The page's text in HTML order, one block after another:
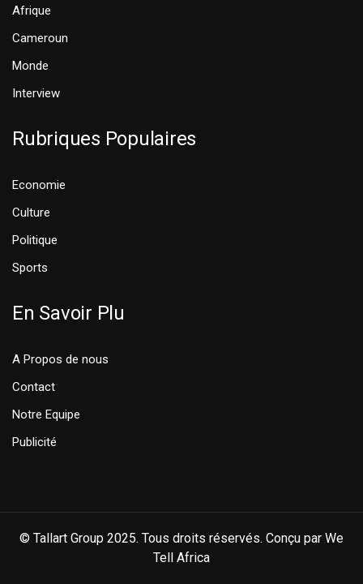
Afrique
Cameroun
Monde
Interview
Rubriques Populaires
Economie
Culture
Politique
Sports
En Savoir Plu
A Propos de nous
Contact
Notre Equipe
Publicité
© Tallart Group 2025. Tous droits réservés. Conçu par We
Tell Africa